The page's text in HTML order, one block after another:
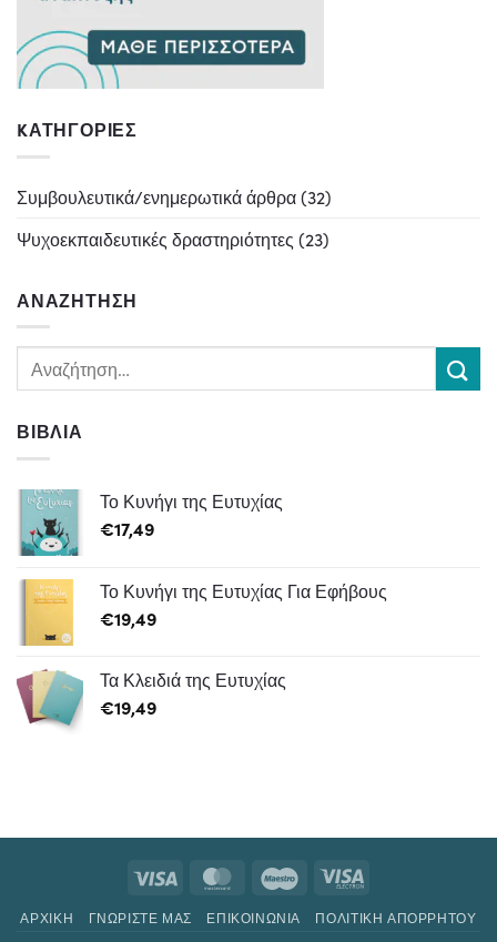
KΑΤΗΓΟΡΊΕΣ
Συμβουλευτικά/ενημερωτικά άρθρα(32)
Ψυχοεκπαιδευτικές δραστηριότητες (23)
ΑΝΑΖΉΤΗΣΗ
ΒΙΒΛΊΑ
Το Κυνήγι της Ευτυχίας
€17,49
Το Κυνήγι της Ευτυχίας Για Εφήβους
€19,49
Τα Κλειδιά της Ευτυχίας
€19,49
ΑΡΧΙΚΗ ΓΝΩΡΊΣΤΕ ΜΑΣ ΕΠΙΚΟΙΝΩΝΙΑ ΠΟΛΙΤΙΚΉ ΑΠΟΡΡΉΤΟΥ